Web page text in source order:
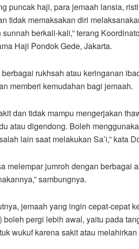
puncak haji, para jemaah lansia,
tidak memaksakan diri
berkali-kali,” terang
Haji Pondok Gede, Jakarta.
rukhsah atau keringanan
memberi kemudahan bagi jemaah.
dan tidak mampu mengerjakan
atau digendong. Boleh
lain saat melakukan Sa’i,” kata
melempar jumroh dengan berbagai
sambungnya.
jemaah yang ingin cepat-cepat
pergi lebih awal, yaitu pada
wukuf karena sakit atau